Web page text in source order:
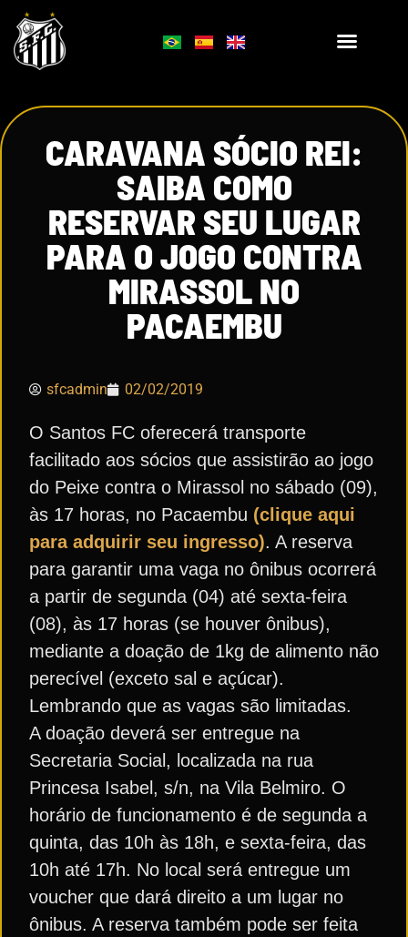
CARAVANA SÓCIO REI:
SAIBA COMO
RESERVAR SEU LUGAR
PARA O JOGO CONTRA
MIRASSOL NO
PACAEMBU
sfcadmin 02/02/2019
O Santos FC oferecerá transporte
facilitado aos sócios que assistirão ao jogo
do Peixe contra o Mirassol no sábado (09),
às 17 horas, no Pacaembu (clique aqui
para adquirir seu ingresso). A reserva
para garantir uma vaga no ônibus ocorrerá
a partir de segunda (04) até sexta-feira
(08), às 17 horas (se houver ônibus),
mediante a doação de 1kg de alimento não
perecível (exceto sal e açúcar).
Lembrando que as vagas são limitadas.
A doação deverá ser entregue na
Secretaria Social, localizada na rua
Princesa Isabel, s/n, na Vila Belmiro. O
horário de funcionamento é de segunda a
quinta, das 10h às 18h, e sexta-feira, das
10h até 17h. No local será entregue um
voucher que dará direito a um lugar no
ônibus. A reserva também pode ser feita